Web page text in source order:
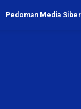
Pedoman Media Siber